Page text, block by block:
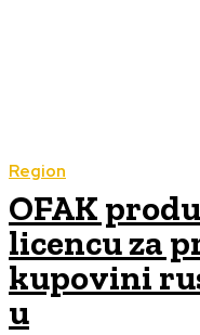
Region
OFAK
licencu za
kupovini
u